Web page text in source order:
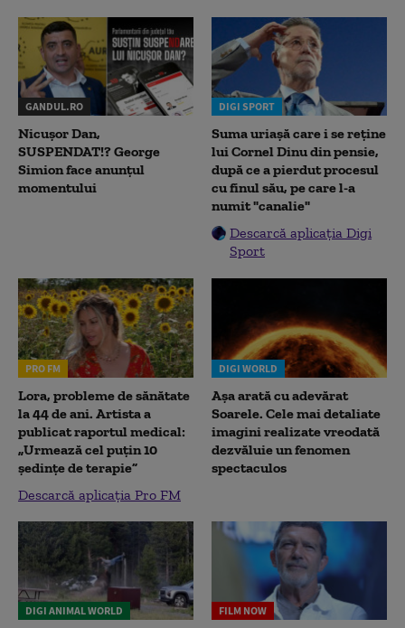
GANDUL.RO
Nicușor Dan,
SUSPENDAT!? George
Simion face anunțul
momentului
DIGI SPORT
Suma uriașă care i se reține
lui Cornel Dinu din pensie,
după ce a pierdut procesul
cu finul său, pe care l-a
numit "canalie"
Descarcă aplicația Digi
Sport
PRO FM
Lora, probleme de sănătate
la 44 de ani. Artista a
publicat raportul medical:
„Urmează cel puțin 10
ședințe de terapie”
Descarcă aplicația Pro FM
DIGI WORLD
Așa arată cu adevărat
Soarele. Cele mai detaliate
imagini realizate vreodată
dezvăluie un fenomen
spectaculos
DIGI ANIMAL WORLD FILM NOW